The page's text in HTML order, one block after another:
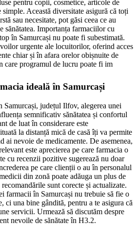
pentru copii, cosmetice, articole de
Această diversitate asigură că toți
sau necesitate, pot găsi ceea ce au
sănătatea. Importanța farmaciilor cu
în Samurcași nu poate fi subestimată.
urgente ale locuitorilor, oferind acces
chiar și în afara orelor obișnuite de
care programul de lucru poate fi im
ideală în Samurcași
Samurcași, județul Ilfov, alegerea unei
semnificativ sănătatea și confortul
de luat în considerare este
la distanță mică de casă îți va permite
ai nevoie de medicamente. De asemenea,
este aprecierea pe care farmacia o
cu recenzii pozitive sugerează nu doar
pe care clienții o au în personalul
din zonă poate adăuga un plus de
sunt corecte și actualizate.
farmacii în Samurcași nu trebuie să fie o
ci una bine gândită, pentru a te asigura că
servicii. Urmează să discutăm despre
nevoile de sănătate în H3.2.